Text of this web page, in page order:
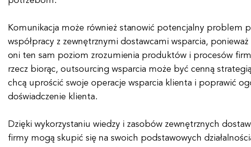
Komunikacja może również stanowić potencjalny problem
współpracy z zewnętrznymi dostawcami wsparcia, ponieważ
oni ten sam poziom zrozumienia produktów i procesów
rzecz biorąc, outsourcing wsparcia może być cenną
chcą uprościć swoje operacje wsparcia klienta i poprawić
doświadczenie klienta.
Dzięki wykorzystaniu wiedzy i zasobów zewnętrznych
firmy mogą skupić się na swoich podstawowych